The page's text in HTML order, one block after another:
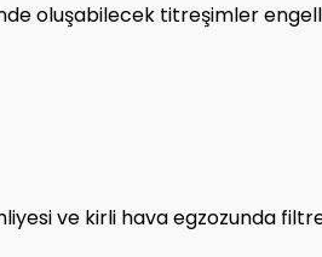
oluşabilecek titreşimler
ve kirli hava egzozunda